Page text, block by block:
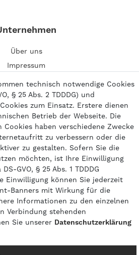
Über uns
Impressum
Kontakt
sind inkl. geseztl. Mehrwertsteuer und zzgl.
technisch notwendige Cookies
§ 25 Abs. 2 TDDDG) und
zum Einsatz. Erstere dienen
Betrieb der Webseite. Die
haben verschiedene Zwecke
zu verbessern oder die
zu gestalten. Sofern Sie die
möchten, ist Ihre Einwilligung
GVO, § 25 Abs. 1 TDDDG
Einwilligung können Sie jederzeit
Banners mit Wirkung für die
Informationen zu den einzelnen
Verbindung stehenden
Sie unserer Daten­schutz­erklärung